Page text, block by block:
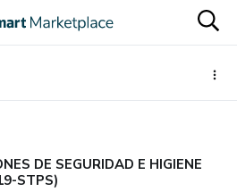
DE SEGURIDAD E HIGIENE
STPS)